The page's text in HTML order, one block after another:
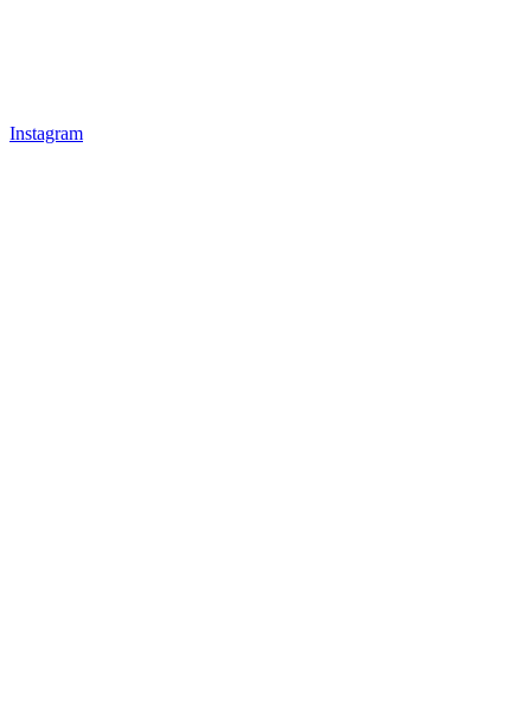
Instagram